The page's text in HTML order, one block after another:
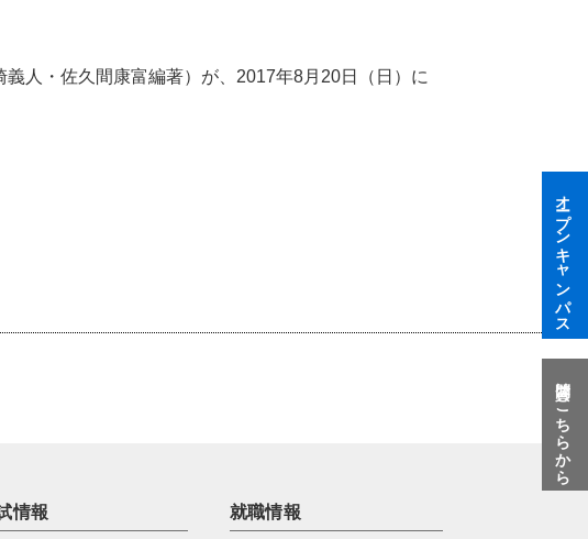
人・佐久間康富編著）が、2017年8月20日（日）に
情報 就職情報
オープンキャンパス
質問はこちらから